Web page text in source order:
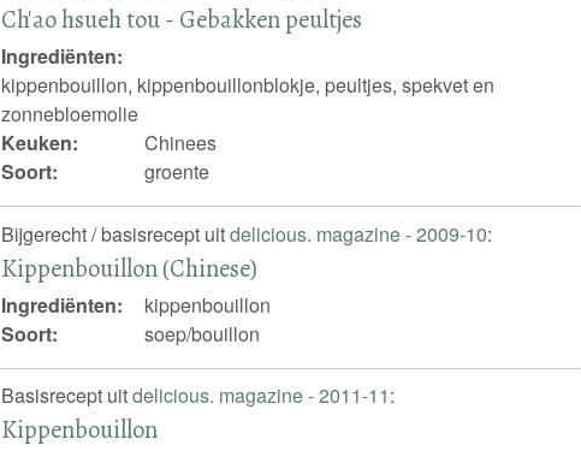
Ch'ao hsueh tou - Gebakken peultjes
Ingrediënten:
kippenbouillon, kippenbouillonblokje, peultjes, spekvet en
zonnebloemolie
Keuken:
Chinees
Soort:
groente
Bijgerecht / basisrecept uitdelicious. magazine - 2009-10:
Kippenbouillon (Chinese)
Ingrediënten:
kippenbouillon
Soort:
soep/bouillon
Basisrecept uitdelicious. magazine - 2011-11:
Kippenbouillon